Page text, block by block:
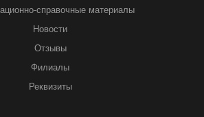
справочные материалы
Новости
Отзывы
Филиалы
Реквизиты